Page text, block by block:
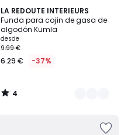
LA REDOUTE INTERIEURS
Funda para cojín de gasa de
algodón Kumla
desde
9.99 €
6.29 € -37%
4
/
5
6
Colores
4
/